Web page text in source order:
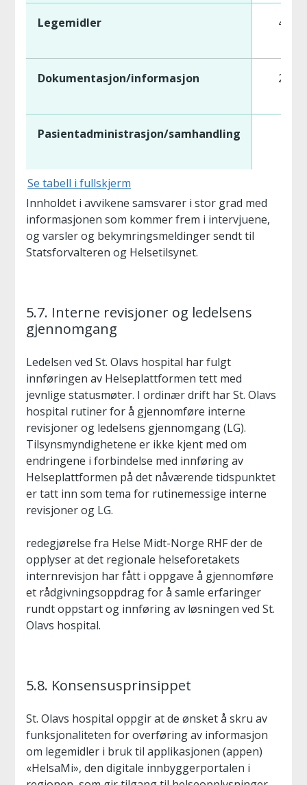
Legemidler 439
Dokumentasjon/informasjon 260
Pasientadministrasjon/samhandling
Se tabell i fullskjerm
Innholdet i avvikene samsvarer i stor grad med
informasjonen som kommer frem i intervjuene,
og varsler og bekymringsmeldinger sendt til
Statsforvalteren og Helsetilsynet.
5.7. Interne revisjoner og ledelsens
gjennomgang
Ledelsen ved St. Olavs hospital har fulgt
innføringen av Helseplattformen tett med
jevnlige statusmøter. I ordinær drift har St. Olavs
hospital rutiner for å gjennomføre interne
revisjoner og ledelsens gjennomgang (LG).
Tilsynsmyndighetene er ikke kjent med om
endringene i forbindelse med innføring av
Helseplattformen på det nåværende tidspunktet
er tatt inn som tema for rutinemessige interne
revisjoner og LG.
redegjørelse fra Helse Midt-Norge RHF der de
opplyser at det regionale helseforetakets
internrevisjon har fått i oppgave å gjennomføre
et rådgivningsoppdrag for å samle erfaringer
rundt oppstart og innføring av løsningen ved St.
Olavs hospital.
5.8. Konsensusprinsippet
St. Olavs hospital oppgir at de ønsket å skru av
funksjonaliteten for overføring av informasjon
om legemidler i bruk til applikasjonen (appen)
«HelsaMi», den digitale innbyggerportalen i